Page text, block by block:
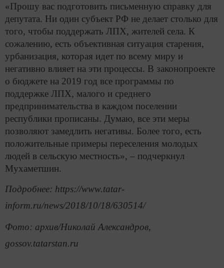
«Прошу вас подготовить письменную справку для
депутата. Ни один субъект РФ не делает столько для
того, чтобы поддержать ЛПХ, жителей села. К
сожалению, есть объективная ситуация старения,
урбанизация, которая идет по всему миру и
негативно влияет на эти процессы. В законопроекте
о бюджете на 2019 год все программы по
поддержке ЛПХ, малого и среднего
предпринимательства в каждом поселении
республики прописаны. Думаю, все эти меры
позволяют замедлить негативы. Более того, есть
положительные примеры переселения молодых
людей в сельскую местность», – подчеркнул
Мухаметшин.
Подробнее: https://www.tatar-
inform.ru/news/2018/10/18/630514/
Фото: архив/Николай Александров,
gossov.tatarstan.ru